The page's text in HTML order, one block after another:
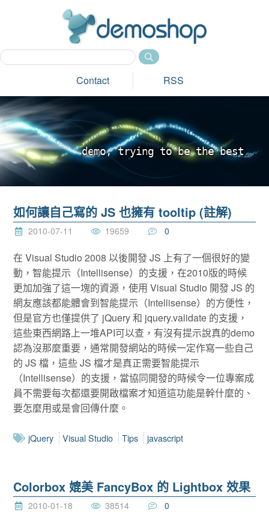
Contact RSS
demo, trying to be the best_
如何讓自己寫的 JS 也擁有 tooltip (註解)
2010-07-11 19659 0
在 Visual Studio 2008 以後開發 JS 上有了一個很好的變
動，智能提示（Intellisense）的支援，在2010版的時候
更加加強了這一塊的資源，使用 Visual Studio 開發 JS 的
網友應該都能體會到智能提示（Intellisense）的方便性，
但是官方也僅提供了 jQuery 和 jquery.validate 的支援，
這些東西網路上一堆API可以查，有沒有提示說真的demo
認為沒那麼重要，通常開發網站的時候一定作寫一些自己
的 JS 檔，這些 JS 檔才是真正需要智能提示
（Intellisense）的支援，當協同開發的時候令一位專案成
員不需要每次都還要開啟檔案才知道這功能是幹什麼的、
要怎麼用或是會回傳什麼。
jQuery Visual Studio Tips javascript
Colorbox 媲美 FancyBox 的 Lightbox 效果
2010-01-18 38514 0